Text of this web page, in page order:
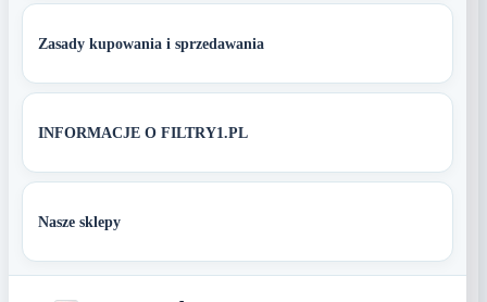
Zasady kupowania i sprzedawania
INFORMACJE O FILTRY1.PL
Nasze sklepy